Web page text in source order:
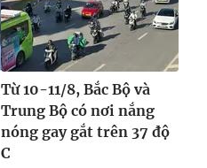
Từ 10-11/8, Bắc Bộ và
Trung Bộ có nơi nắng
nóng gay gắt trên 37 độ
C